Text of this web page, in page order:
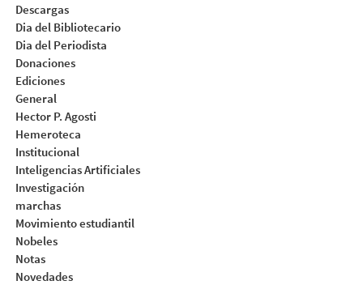
Descargas
Dia del Bibliotecario
Dia del Periodista
Donaciones
Ediciones
General
Hector P. Agosti
Hemeroteca
Institucional
Inteligencias Artificiales
Investigación
marchas
Movimiento estudiantil
Nobeles
Notas
Novedades